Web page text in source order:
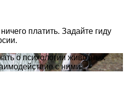
платить. Задайте гиду
о психологии животных
с ними